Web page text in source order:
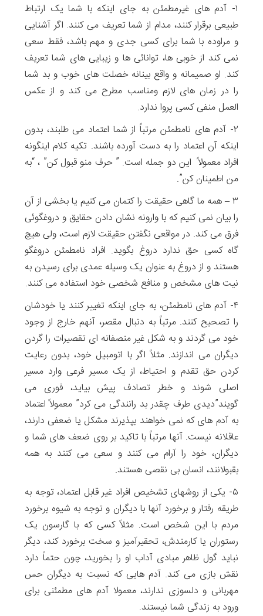
۱- آدم های غیرمطمئن به جای اینکه با شما یک ارتباط
طبیعی برقرار کنند، مدام از شما تعریف می کنند. اگر آشنایی
و مراوده با شما برای کسی جدی و مهم باشد، فقط سعی
نمی کند از خوبی ها، توانائی ها و زیبایی های شما تعریف
کند. او صمیمانه و واقع بینانه خصلت های خوب و بد شما
را در زمان های لازم ومناسب مطرح می کند و از عکس
العمل منفی کسی پروا ندارد.
۲- آدم های نامطمئن مرتباً از شما اعتماد می طلبند، بدون
اینکه آن اعتماد را به دست آورده باشند. تکیه کلام اینگونه
افراد معمولاً این دو جمله است. ” حرف منو قبول کن” ، “به
من اطمینان کن”.
۳ – همه ما گاهی حقیقت را کتمان می کنیم یا بخشی از آن
را بیان نمی کنیم که با وارونه نشان دادن حقایق و دروغگوئی
فرق می کند. در مواقعی نگفتن حقیقت لازم است، ولی هیچ
گاه کسی حق ندارد دروغ بگوید. افراد نامطمئن دروغگو
هستند و از دروغ به عنوان یک وسیله عمدی برای رسیدن به
نیت های مشخص و منافع شخصی خود استفاده می کنند.
۴- آدم های نامطمئن، به جای اینکه تغییر کنند یا خودشان
را تصحیح کنند. مرتباً به دنبال مقصر، آنهم خارج از وجود
خود می گردند و به شکل غیر منصفانه ای تقصیرات را گردن
دیگران می اندازند. مثلاً اگر با اتومبیل خود، بدون رعایت
کردن حق تقدم و احتیاط، از یک مسیر فرعی وارد مسیر
اصلی شوند و خطر تصادف پیش بیاید، فوری می
گویند”دیدی طرف چقدر بد رانندگی می کرد” معمولاً اعتماد
به آدم های که نمی خواهند بپذیرند مشکل یا ضعفی دارند،
عاقلانه نیست. آنها مرتباً با تاکید بر روی ضعف های شما و
دیگران، خود را آرام می کنند و سعی می کنند به همه
بقبولانند، انسان بی نقصی هستند.
۵- یکی از روشهای تشخیص افراد غیر قابل اعتماد، توجه به
طریقه رفتار و برخورد آنها با دیگران و توجه به شیوه برخورد
مردم با این شخص است. مثلاً کسی که با گارسون یک
رستوران یا کارمندش، تحقیرآمیز و سخت برخورد کند، دیگر
نباید گول ظاهر مبادی آداب او را بخورید، چون حتماً دارد
نقش بازی می کند. آدم هایی که نسبت به دیگران حس
مهربانی و دلسوزی ندارند، معمولا آدم های مطمئنی برای
ورود به زندگی شما نیستند.